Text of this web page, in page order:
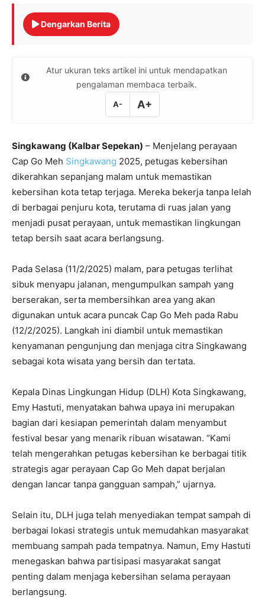
Dengarkan Berita
Atur ukuran teks artikel ini untuk mendapatkan
pengalaman membaca terbaik.
A- A+
Singkawang (Kalbar Sepekan) – Menjelang perayaan
Cap Go Meh Singkawang 2025, petugas kebersihan
dikerahkan sepanjang malam untuk memastikan
kebersihan kota tetap terjaga. Mereka bekerja tanpa lelah
di berbagai penjuru kota, terutama di ruas jalan yang
menjadi pusat perayaan, untuk memastikan lingkungan
tetap bersih saat acara berlangsung.
Pada Selasa (11/2/2025) malam, para petugas terlihat
sibuk menyapu jalanan, mengumpulkan sampah yang
berserakan, serta membersihkan area yang akan
digunakan untuk acara puncak Cap Go Meh pada Rabu
(12/2/2025). Langkah ini diambil untuk memastikan
kenyamanan pengunjung dan menjaga citra Singkawang
sebagai kota wisata yang bersih dan tertata.
Kepala Dinas Lingkungan Hidup (DLH) Kota Singkawang,
Emy Hastuti, menyatakan bahwa upaya ini merupakan
bagian dari kesiapan pemerintah dalam menyambut
festival besar yang menarik ribuan wisatawan. “Kami
telah mengerahkan petugas kebersihan ke berbagai titik
strategis agar perayaan Cap Go Meh dapat berjalan
dengan lancar tanpa gangguan sampah,” ujarnya.
Selain itu, DLH juga telah menyediakan tempat sampah di
berbagai lokasi strategis untuk memudahkan masyarakat
membuang sampah pada tempatnya. Namun, Emy Hastuti
menegaskan bahwa partisipasi masyarakat sangat
penting dalam menjaga kebersihan selama perayaan
berlangsung.